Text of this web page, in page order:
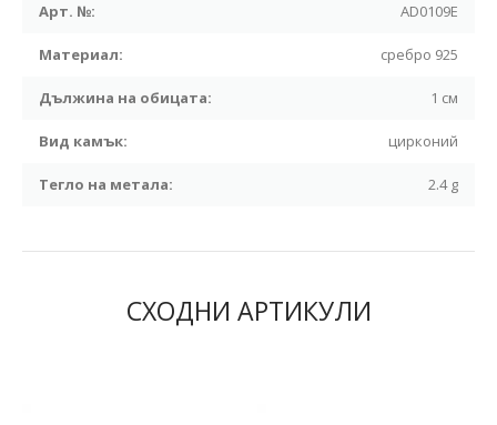
Арт. №: AD0109E
Материал: сребро 925
Дължина на обицата: 1 см
Вид камък: цирконий
Тегло на метала: 2.4 g
СХОДНИ АРТИКУЛИ